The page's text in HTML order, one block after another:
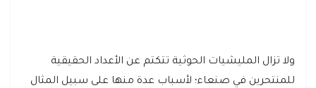
ولا تزال المليشيات الحوثية تتكتم عن الأعداد الحقيقية
للمنتحرين في صنعاء؛ لأسباب عدة منها على سبيل المثال